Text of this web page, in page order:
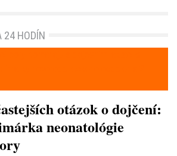
24 HODÍN
otázok o dojčení:
neonatológie